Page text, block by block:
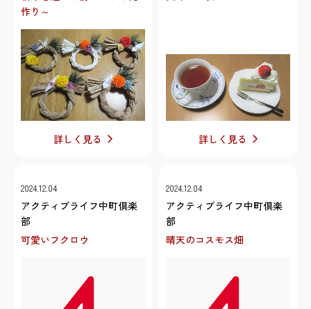
作り～
詳しく見る 詳しく見る
2024.12.04
アクティブライフ中町倶楽
部
可愛いフクロウ
2024.12.04
アクティブライフ中町倶楽
部
晴天のコスモス畑